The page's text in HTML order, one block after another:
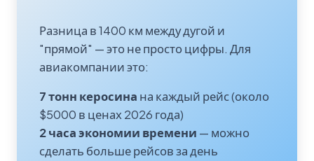
Разница в 1400 км между дугой и
"прямой" — это не просто цифры. Для
авиакомпании это:
7 тонн керосина на каждый рейс (около
$5000 в ценах 2026 года)
2 часа экономии времени — можно
сделать больше рейсов за день